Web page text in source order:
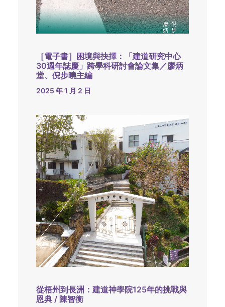
［電子書］困境與抉擇：「建道研究中心
30週年誌慶」跨學科研討會論文集／廖炳
堂、倪步曉主編
2025 年 1 月 2 日
從梧州到長洲：建道神學院125年的挑戰與
恩典 / 陳智衡